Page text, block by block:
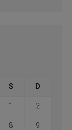
S D
1 2
8 9